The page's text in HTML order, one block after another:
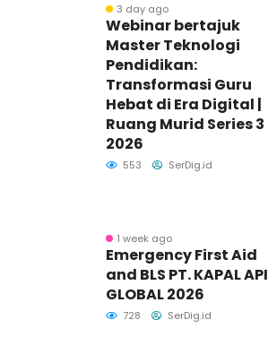
3 day ago
Webinar bertajuk
Master Teknologi
Pendidikan:
Transformasi Guru
Hebat di Era Digital |
Ruang Murid Series 3
2026
553 SerDig.id
1 week ago
Emergency First Aid
and BLS PT. KAPAL API
GLOBAL 2026
728 SerDig.id